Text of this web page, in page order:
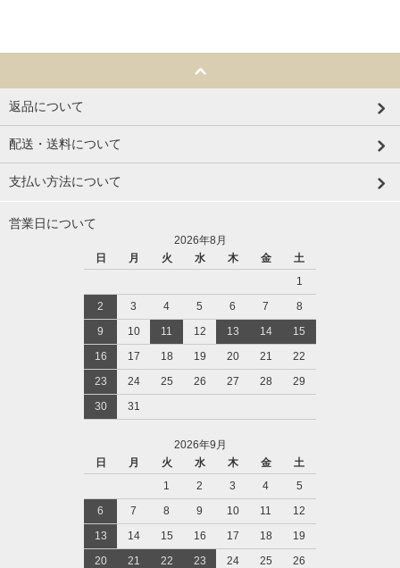
返品について
配送・送料について
支払い方法について
営業日について
2026年8月
日
月 火 水 木 金
土
1
2
3 4 5 6 7
8
9
10 11 12 13 14
15
16
17 18 19 20 21
22
23
24 25 26 27 28
29
30
31
2026年9月
日
月 火 水 木 金
土
1
2 3 4
5
6
7 8 9 10 11
12
13
14 15 16 17 18
19
20
21 22 23 24 25
26